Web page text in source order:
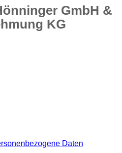
GmbH &
KG
Daten